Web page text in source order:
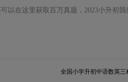
以在这里获取百万真题，2023小升初
全国小学升初中语数英三